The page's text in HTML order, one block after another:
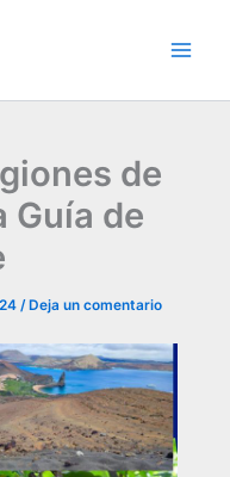
de
Guía de
/ Deja un comentario